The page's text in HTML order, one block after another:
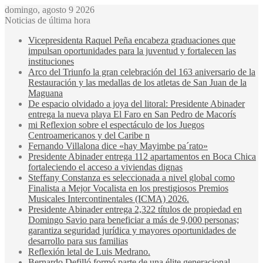
domingo, agosto 9 2026
Noticias de última hora
Vicepresidenta Raquel Peña encabeza graduaciones que
impulsan oportunidades para la juventud y fortalecen las
instituciones
Arco del Triunfo la gran celebración del 163 aniversario de la
Restauración y las medallas de los atletas de San Juan de la
Maguana
De espacio olvidado a joya del litoral: Presidente Abinader
entrega la nueva playa El Faro en San Pedro de Macorís
mi Reflexion sobre el espectáculo de los Juegos
Centroamericanos y del Caribe n
Fernando Villalona dice «hay Mayimbe pa´rato»
Presidente Abinader entrega 112 apartamentos en Boca Chica
fortaleciendo el acceso a viviendas dignas
Steffany Constanza es seleccionada a nivel global como
Finalista a Mejor Vocalista en los prestigiosos Premios
Musicales Intercontinentales (ICMA) 2026.
Presidente Abinader entrega 2,322 títulos de propiedad en
Domingo Savio para beneficiar a más de 9,000 personas;
garantiza seguridad jurídica y mayores oportunidades de
desarrollo para sus familias
Reflexión letal de Luis Medrano.